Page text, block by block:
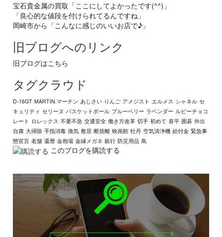
宝石貴金属の買取「ここにしてよかったです(^^)」
「良心的な値段を付けられてるんですね」
岡崎市から「こんなに感じのいいお店で♪」
旧ブログへのリンク
旧ブログはこちら
タグクラウド
D-16GT MARTIN.マーチン あじさい りんご アメジスト エルメス シャネル セ
キュリティ セリーヌ バスケットボール ブルーベリー ラベンダー ルビーチョコ
レート ロレックス 不要不急 交通安全 働き方改革 切手 初めて 喜平 囲碁 外出
自粛 大掃除 手指消毒 換気 敷居 断捨離 映画館 牡丹 空気清浄機 給付金 緊急事
態宣言 老舗 還暦 金相場 金縁メガネ 銀行 防災用品 鳥
このブログを購読する